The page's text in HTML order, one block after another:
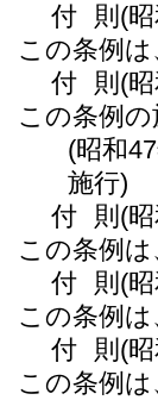
付 則 (
この条例
付 則 (
この条例
(昭和
施行)
付 則 (
この条例
付 則 (
この条例
付 則 (
この条例